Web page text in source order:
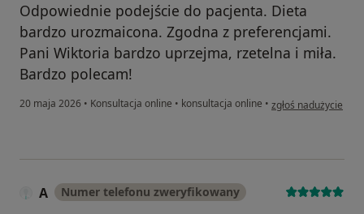
Odpowiednie podejście do pacjenta. Dieta
bardzo urozmaicona. Zgodna z preferencjami.
Pani Wiktoria bardzo uprzejma, rzetelna i miła.
Bardzo polecam!
20 maja 2026 • Konsultacja online • konsultacja online • w opinii użytkownika
zgłoś nadużycie
A Numer telefonu zweryfikowany